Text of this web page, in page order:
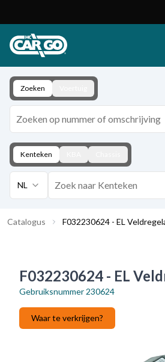
Download
ContactZoeken
Kenteken
NL
Catalogus F032230624 - EL
F032230624 - EL
Gebruiksnummer 230624
Waar te verkrijgen?